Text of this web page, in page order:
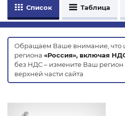
Список Таблица
Обращаем Ваше внимание, что
региона «Россия», включая
без НДС – измените Ваш
верхней части сайта